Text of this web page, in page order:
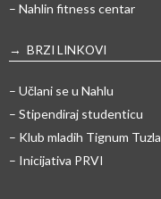
– Nahlin fitness centar
→ BRZI LINKOVI
– Učlani se u Nahlu
– Stipendiraj studenticu
– Klub mladih Tignum Tuzla
– Inicijativa PRVI